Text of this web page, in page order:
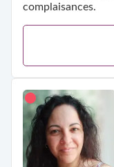
complaisances.